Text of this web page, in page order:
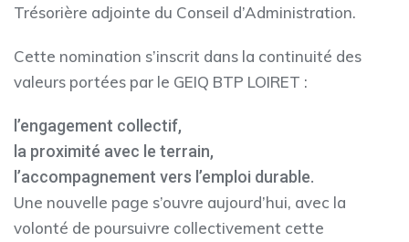
Trésorière adjointe du Conseil d’Administration.
Cette nomination s’inscrit dans la continuité des
valeurs portées par le GEIQ BTP LOIRET :
l’engagement collectif,
la proximité avec le terrain,
l’accompagnement vers l’emploi durable.
Une nouvelle page s’ouvre aujourd’hui, avec la
volonté de poursuivre collectivement cette